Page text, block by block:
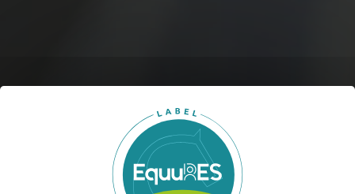
Sélectionnez nombre de salariés...